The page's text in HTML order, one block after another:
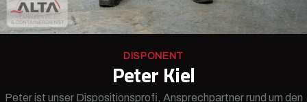
DISPONENT
Peter Kiel
Peter ist unser Dispositionsprofi, Ansprechpartner rund um den